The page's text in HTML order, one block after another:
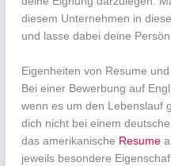
diesem Unternehmen in
und lasse dabei deine
Eigenheiten von Resume
Bei einer Bewerbung auf
wenn es um den Lebenslauf
dich nicht bei einem
das amerikanische Resume
jeweils besondere